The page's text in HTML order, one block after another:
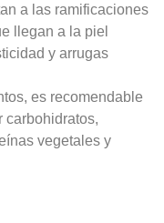
a las ramificaciones
llegan a la piel
y arrugas
es recomendable
carbohidratos,
vegetales y